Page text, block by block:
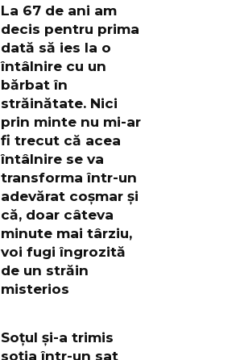
La 67 de ani am
decis pentru prima
dată să ies la o
întâlnire cu un
bărbat în
străinătate. Nici
prin minte nu mi-ar
fi trecut că acea
întâlnire se va
transforma într-un
adevărat coșmar și
că, doar câteva
minute mai târziu,
voi fugi îngrozită
de un străin
misterios
Soțul și-a trimis
soția într-un sat